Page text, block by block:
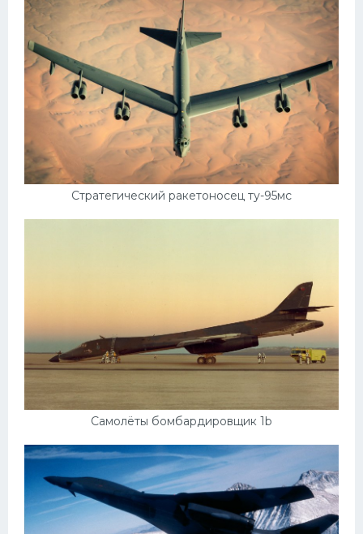
Стратегический ракетоносец ту-95мс
Самолёты бомбардировщик 1b